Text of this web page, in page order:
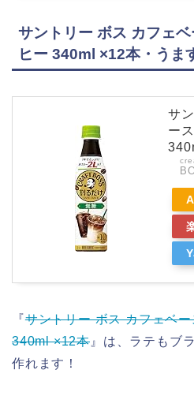
サントリー ボス カフェ
ヒー 340ml ×12本・うま
サ
ー
『サントリー ボス カフェベ
340ml ×12本 』は、ラテもブ
作れます！